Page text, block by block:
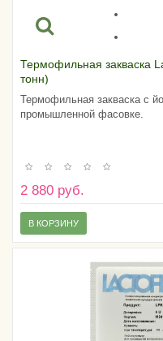
Термофильная закваска
тонн)
Термофильная закваска с
промышленной фасовке.
2 880 руб.
В КОРЗИНУ